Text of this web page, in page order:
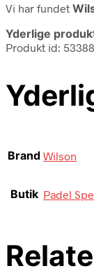
Vi har fundet
Yderlige
Produkt id:
Brand Wilson
Butik Padel